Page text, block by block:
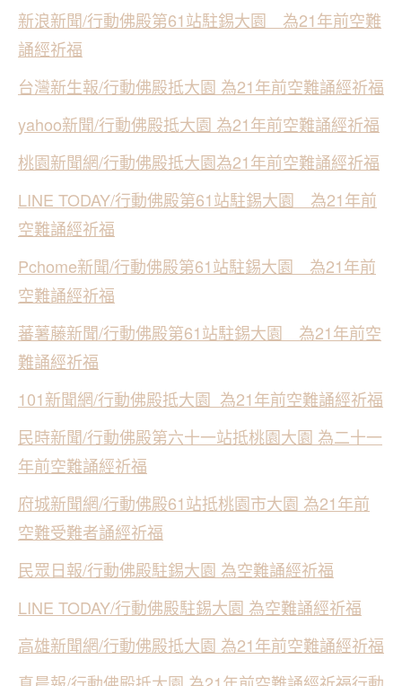
新浪新聞/行動佛殿第61站駐錫大園 為21年前空難
誦經祈福
台灣新生報/行動佛殿抵大園 為21年前空難誦經祈福
yahoo新聞/行動佛殿抵大園 為21年前空難誦經祈福
桃園新聞網/行動佛殿抵大園為21年前空難誦經祈福
LINE TODAY/行動佛殿第61站駐錫大園 為21年前
空難誦經祈福
Pchome新聞/行動佛殿第61站駐錫大園 為21年前
空難誦經祈福
蕃薯藤新聞/行動佛殿第61站駐錫大園 為21年前空
難誦經祈福
101新聞網/行動佛殿抵大園 為21年前空難誦經祈福
民時新聞/行動佛殿第六十一站抵桃園大園 為二十一
年前空難誦經祈福
府城新聞網/行動佛殿61站抵桃園市大園 為21年前
空難受難者誦經祈福
民眾日報/行動佛殿駐錫大園 為空難誦經祈福
LINE TODAY/行動佛殿駐錫大園 為空難誦經祈福
高雄新聞網/行動佛殿抵大園 為21年前空難誦經祈福